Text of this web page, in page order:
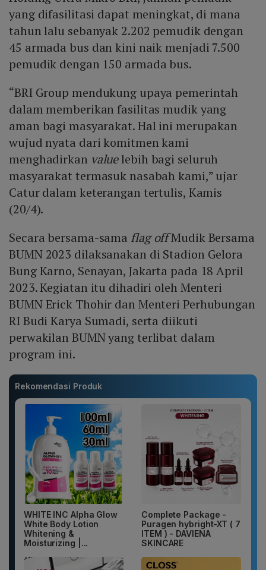
yang difasilitasi dapat meningkat, di mana
tahun lalu sebanyak 2.202 pemudik dengan
45 armada bus dan kini naik menjadi 7.500
pemudik dengan 150 armada bus.
“BRI Group mendukung upaya pemerintah
dalam memberikan fasilitas mudik yang
aman bagi masyarakat. Hal ini merupakan
wujud nyata dari komitmen kami
menghadirkan valuelebih bagi seluruh
masyarakat termasuk nasabah kami,” ujar
Catur dalam keterangan tertulis, Kamis
(20/4).
Secara bersama-sama flag offMudik Bersama
BUMN 2023 dilaksanakan di Stadion Gelora
Bung Karno, Senayan, Jakarta pada 18 April
2023. Kegiatan itu dihadiri oleh Menteri
BUMN Erick Thohir dan Menteri Perhubungan
RI Budi Karya Sumadi, serta diikuti
perwakilan BUMN yang terlibat dalam
program ini.
Rekomendasi Produk
WHITE INC Alpha Glow
White Body Lotion
Whitening &
Moisturizing |...
Complete Package -
Puragen hybright-XT ( 7
ITEM ) - DAVIENA
SKINCARE